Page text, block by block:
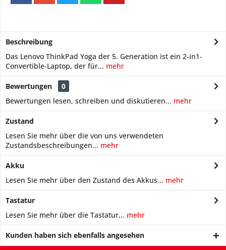
Beschreibung
Das Lenovo ThinkPad Yoga der 5. Generation ist ein 2-in1-
Convertible-Laptop, der für... mehr
Bewertungen
0
Bewertungen lesen, schreiben und diskutieren... mehr
Zustand
Lesen Sie mehr über die von uns verwendeten
Zustandsbeschreibungen... mehr
Akku
Lesen Sie mehr über den Zustand des Akkus... mehr
Tastatur
Lesen Sie mehr über die Tastatur... mehr
Kunden haben sich ebenfalls angesehen